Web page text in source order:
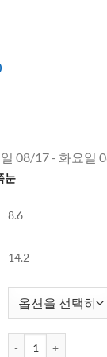
08/17 - 화요일
눈
8.6
14.2